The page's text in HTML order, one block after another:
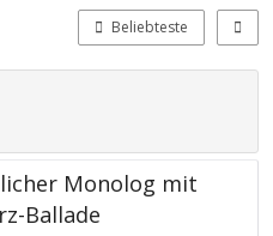
Beliebteste
Monolog mit
Ballade